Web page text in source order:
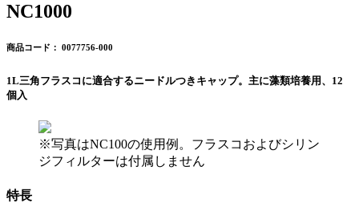
NC1000
商品コード： 0077756-000
1L三角フラスコに適合するニードルつきキャップ。主に藻類培養用、12
個入
※写真はNC100の使用例。フラスコおよびシリン
ジフィルターは付属しません
特長